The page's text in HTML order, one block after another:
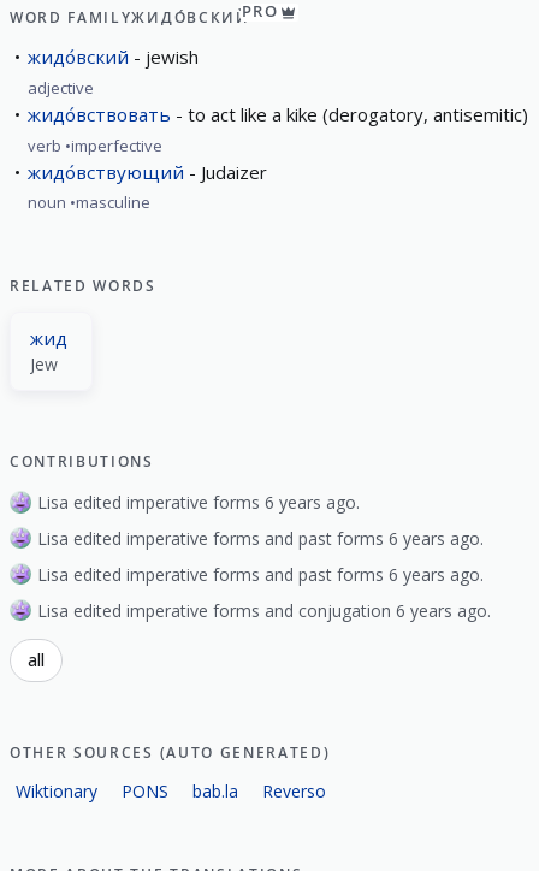
WORD FAMILYЖИДО́ВСКИЙPRO
жидо́вский jewish
adjective
жидо́вствовать to act like a kike (derogatory, antisemitic)
verb imperfective
жидо́вствующий Judaizer
noun masculine
RELATED WORDS
жид
Jew
CONTRIBUTIONS
Lisa edited imperative forms 6 years ago.
Lisa edited imperative forms and past forms 6 years ago.
Lisa edited imperative forms and past forms 6 years ago.
Lisa edited imperative forms and conjugation 6 years ago.
all
OTHER SOURCES (AUTO GENERATED)
Wiktionary PONS bab.la Reverso